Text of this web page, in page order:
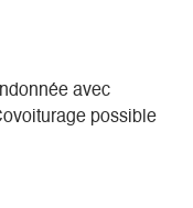
avec
possible